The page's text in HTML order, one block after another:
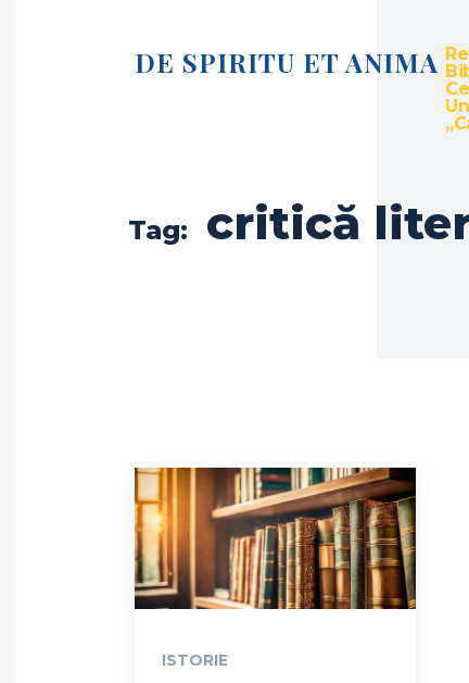
DE SPIRITU ET ANIMA
Tag: critică
ISTORIE